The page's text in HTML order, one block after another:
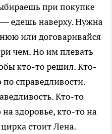
при покупке
едешь наверху. Нужна
или договаривайся
чем. Но им плевать
кто-то решил. Кто-
справедливости.
Кто-то
здоровье, кто-то на
стоит Лена.